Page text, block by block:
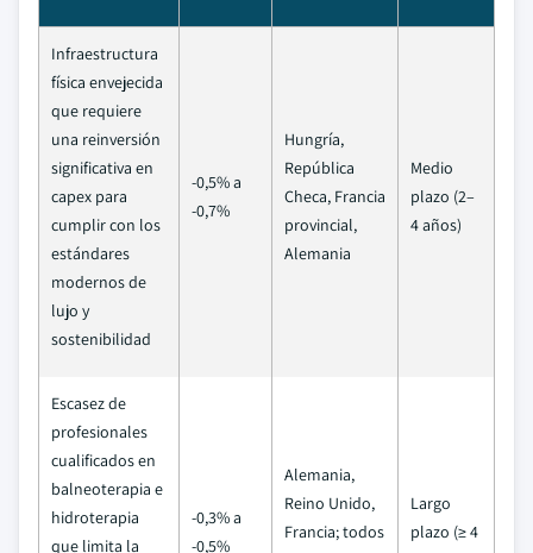
Infraestructura
física envejecida
que requiere
una reinversión
significativa en
capex para
cumplir con los
estándares
modernos de
lujo y
sostenibilidad
-0,5% a
-0,7%
Hungría,
República
Checa, Francia
provincial,
Alemania
Medio
plazo (2–
4 años)
Escasez de
profesionales
cualificados en
balneoterapia e
hidroterapia
que limita la
-0,3% a
-0,5%
Alemania,
Reino Unido,
Francia; todos
Largo
plazo (≥ 4